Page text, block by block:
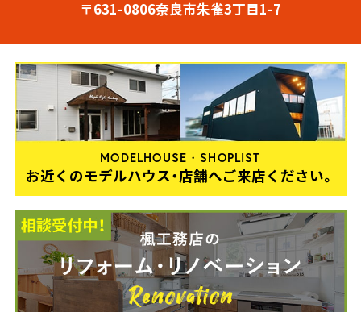
〒631-0806奈良市朱雀3丁目1-7
MODELHOUSE・SHOPLIST
お近くのモデルハウス・店舗へご来店ください。